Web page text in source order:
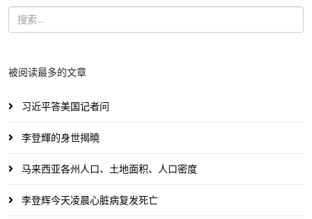
被阅读最多的文章
习近平答美国记者问
李登輝的身世揭曉
马来西亚各州人口、土地面积、人口密度
李登辉今天凌晨心脏病复发死亡